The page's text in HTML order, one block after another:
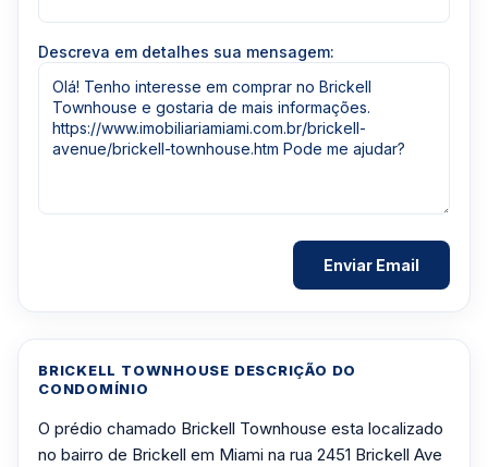
BRICKELL TOWNHOUSE DESCRIÇÃO DO
CONDOMÍNIO
O prédio chamado Brickell Townhouse esta localizado
no bairro de Brickell em Miami na rua 2451 Brickell Ave
Descreva em detalhes sua mensagem: